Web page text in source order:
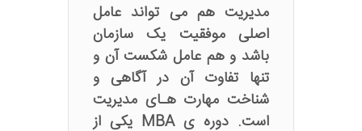
مدیریت هم می تواند عامل
اصلی موفقیت یک سازمان
باشد و هم عامل شکست آن و
تنها تفاوت آن در آگاهی و
شناخت مهارت هـای مدیریت
است. دوره ی MBA یکی از